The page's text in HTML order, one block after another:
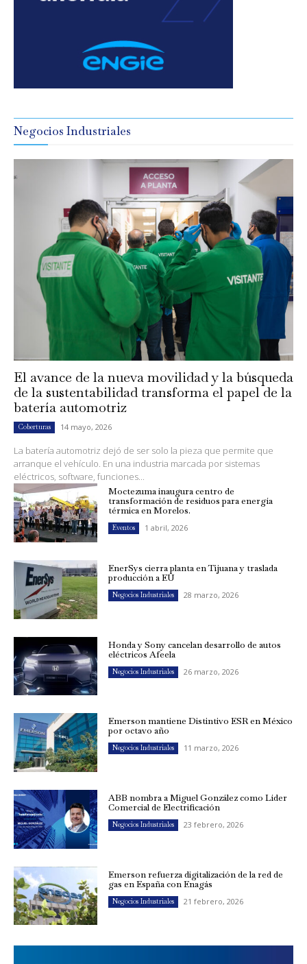
Negocios Industriales
El avance de la nueva movilidad y la búsqueda
de la sustentabilidad transforma el papel de la
batería automotriz
Coberturas 14 mayo, 2026
La batería automotriz dejó de ser solo la pieza que permite que
arranque el vehículo. En una industria marcada por sistemas
eléctricos, software, funciones...
Moctezuma inaugura centro de
transformación de residuos para energía
térmica en Morelos.
Eventos 1 abril, 2026
EnerSys cierra planta en Tijuana y traslada
producción a EU
Negocios Industriales 28 marzo, 2026
Honda y Sony cancelan desarrollo de autos
eléctricos Afeela
Negocios Industriales 26 marzo, 2026
Emerson mantiene Distintivo ESR en México
por octavo año
Negocios Industriales 11 marzo, 2026
ABB nombra a Miguel González como Líder
Comercial de Electrificación
Negocios Industriales 23 febrero, 2026
Emerson refuerza digitalización de la red de
gas en España con Enagás
Negocios Industriales 21 febrero, 2026